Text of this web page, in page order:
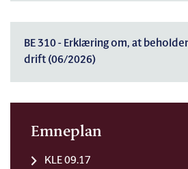
BE 310 - Erklæring om, at
drift (06/2026)
Emneplan
KLE 09.17